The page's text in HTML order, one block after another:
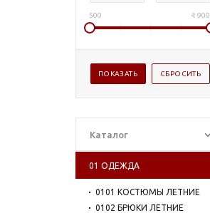
500 4 900
Каталог
01 ОДЕЖДА
0101 КОСТЮМЫ ЛЕТНИЕ
0102 БРЮКИ ЛЕТНИЕ